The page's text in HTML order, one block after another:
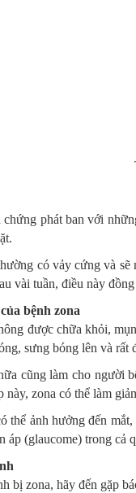
chứng phát ban với
có vảy cứng và
vài tuần, điều này
bệnh zona
được chữa khỏi,
sưng bóng lên và rất
cũng làm cho người
này, zona có thể làm
thể ảnh hưởng đến
áp (glaucome) trong cả
bị zona, hãy đến gặp